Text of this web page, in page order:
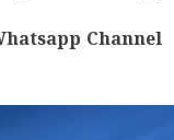
Channel